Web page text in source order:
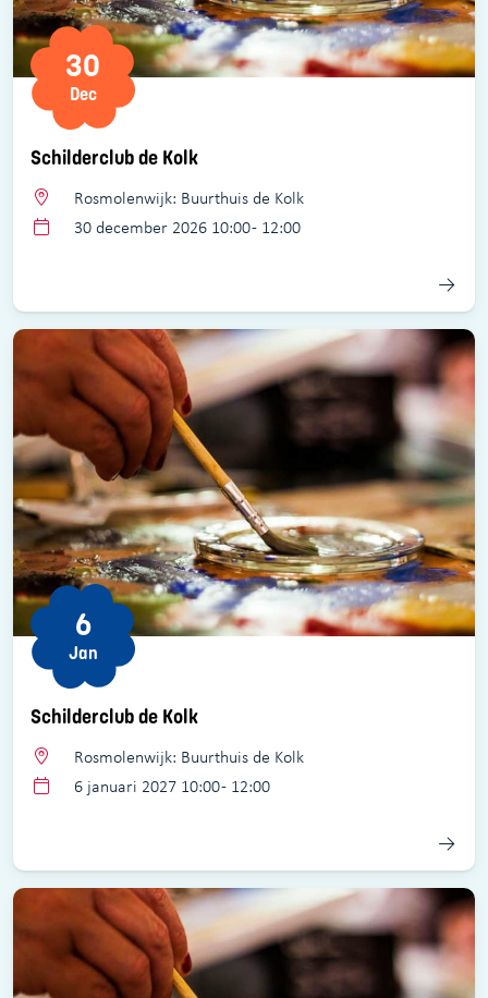
Schilderclub de Kolk
30
Dec
Rosmolenwijk: Buurthuis de Kolk
30 december 2026 10:00 - 12:00
Schilderclub de Kolk
6
Jan
Rosmolenwijk: Buurthuis de Kolk
6 januari 2027 10:00 - 12:00